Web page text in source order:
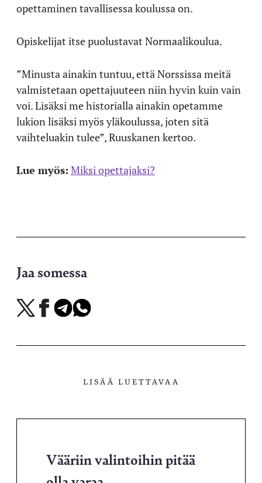
opettaminen tavallisessa koulussa on.
Opiskelijat itse puolustavat Normaalikoulua.
”Minusta ainakin tuntuu, että Norssissa meitä
valmistetaan opettajuuteen niin hyvin kuin vain
voi. Lisäksi me historialla ainakin opetamme
lukion lisäksi myös yläkoulussa, joten sitä
vaihteluakin tulee”, Ruuskanen kertoo.
Lue myös: Miksi opettajaksi?
Jaa somessa
Jaa
X-
Jaa
Facebookissa
Jaa
Telegramissa
Jaa
WhatsAppissa
LISÄÄ LUETTAVAA
Vääriin valintoihin pitää